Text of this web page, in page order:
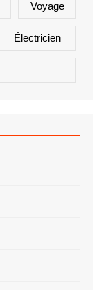
Voyage
Électricien